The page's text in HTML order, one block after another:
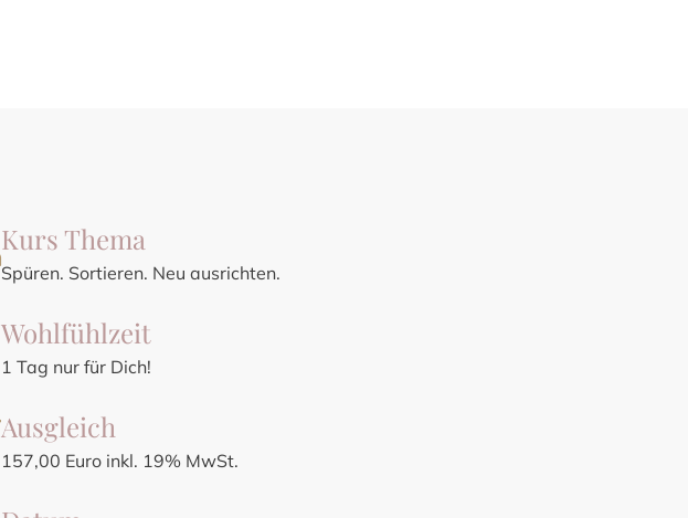
Kurs Thema
Spüren. Sortieren. Neu ausrichten.
Wohlfühlzeit
1 Tag nur für Dich!
Ausgleich
157,00 Euro inkl. 19% MwSt.